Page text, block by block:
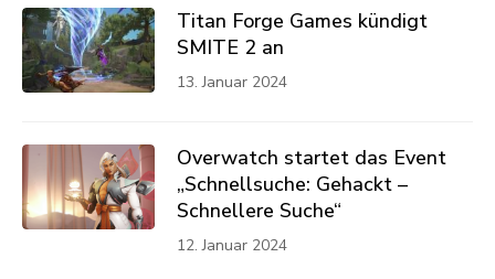
Titan Forge Games kündigt
SMITE 2 an
13. Januar 2024
Overwatch startet das Event
„Schnellsuche: Gehackt –
Schnellere Suche“
12. Januar 2024